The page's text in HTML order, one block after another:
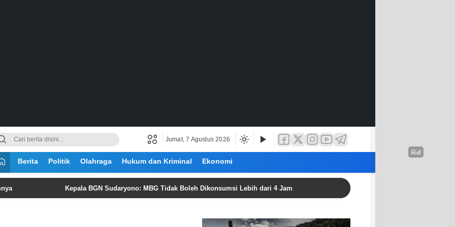
Jumat, 7 Agustus 2026
Berita Politik Olahraga Hukum dan Kriminal Ekonomi
Kepala BGN Sudaryono: MBG Tidak Boleh Dikonsumsi Lebih dari 4 Jam Politisi Golkar: Aceh Harus Perkuat